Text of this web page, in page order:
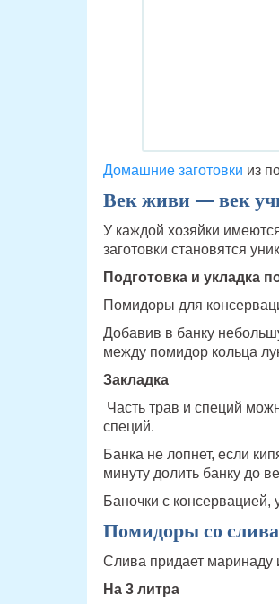
Домашние заготовки из
Век живи — век
У каждой хозяйки
заготовки становятся
Подготовка и укладка
Помидоры для
Добавив в банку
между помидор кольца
Закладка
Часть трав и специй
специй.
Банка не лопнет, если
минуту долить банку до
Баночки с
Помидоры со
Слива придает маринаду
На 3 литра